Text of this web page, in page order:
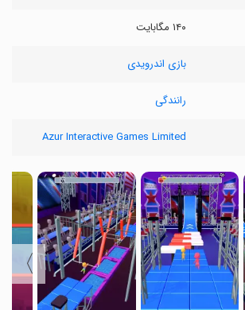
۱۴۰ مگابایت
بازی اندرویدی
رانندگی
Azur Interactive Games Limited
〉